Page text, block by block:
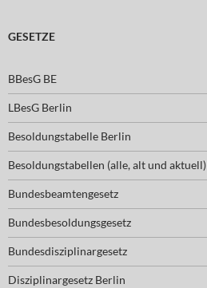
GESETZE
BBesG BE
LBesG Berlin
Besoldungstabelle Berlin
Besoldungstabellen (alle, alt und aktuell)
Bundesbeamtengesetz
Bundesbesoldungsgesetz
Bundesdisziplinargesetz
Disziplinargesetz Berlin